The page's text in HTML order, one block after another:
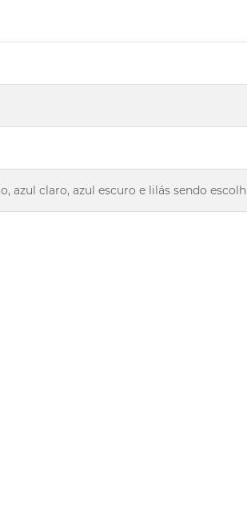
azul claro, azul escuro e lilás sendo